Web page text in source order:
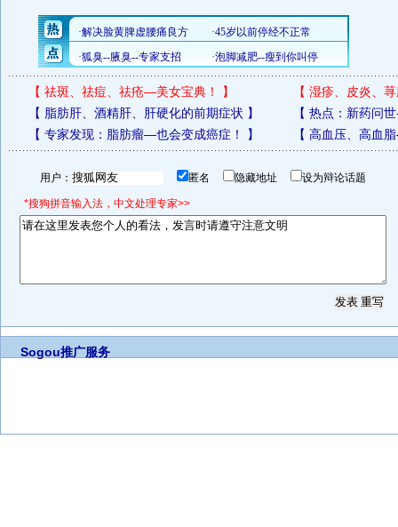
【 祛斑、祛痘、祛疮—美女宝典！ 】 【 湿疹、皮炎、
【 脂肪肝、酒精肝、肝硬化的前期症状 】 【 热点：新药问
【 专家发现：脂肪瘤—也会变成癌症！ 】 【 高血压、高血
用户： 匿名 隐藏地址 设为辩论话题
*搜狗拼音输入法，中文处理专家>>
Sogou推广服务